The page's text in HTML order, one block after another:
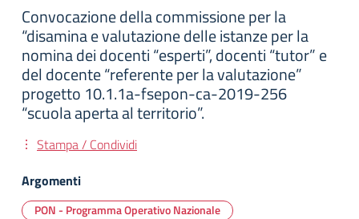
Convocazione della commissione per la
“disamina e valutazione delle istanze per la
nomina dei docenti “esperti”, docenti “tutor” e
del docente “referente per la valutazione”
progetto 10.1.1a-fsepon-ca-2019-256
“scuola aperta al territorio”.
Stampa / Condividi
Argomenti
PON - Programma Operativo Nazionale